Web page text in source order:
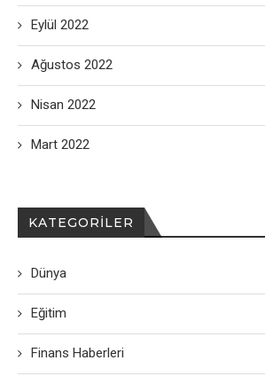
Eylül 2022
Ağustos 2022
Nisan 2022
Mart 2022
KATEGORILER
Dünya
Eğitim
Finans Haberleri